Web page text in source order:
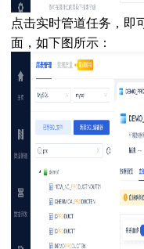
点击实时管道任务，即
面，如下图所示：